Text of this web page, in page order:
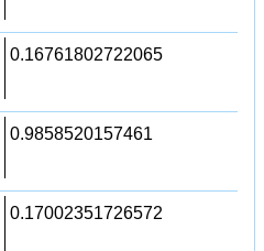
0.16761802722065
0.9858520157461
0.17002351726572